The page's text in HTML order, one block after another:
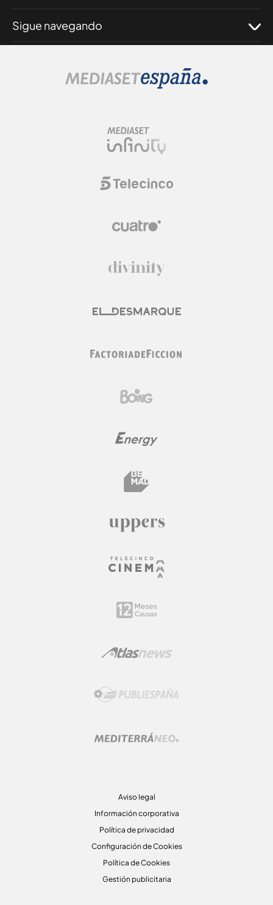
Sigue navegando
Aviso legal
Información corporativa
Política de privacidad
Configuración de Cookies
Política de Cookies
Gestión publicitaria